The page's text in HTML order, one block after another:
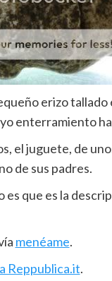
erizo tallado
enterramiento
el juguete, de
de sus padres.
es que es la
menéame.
Reppublica.it.